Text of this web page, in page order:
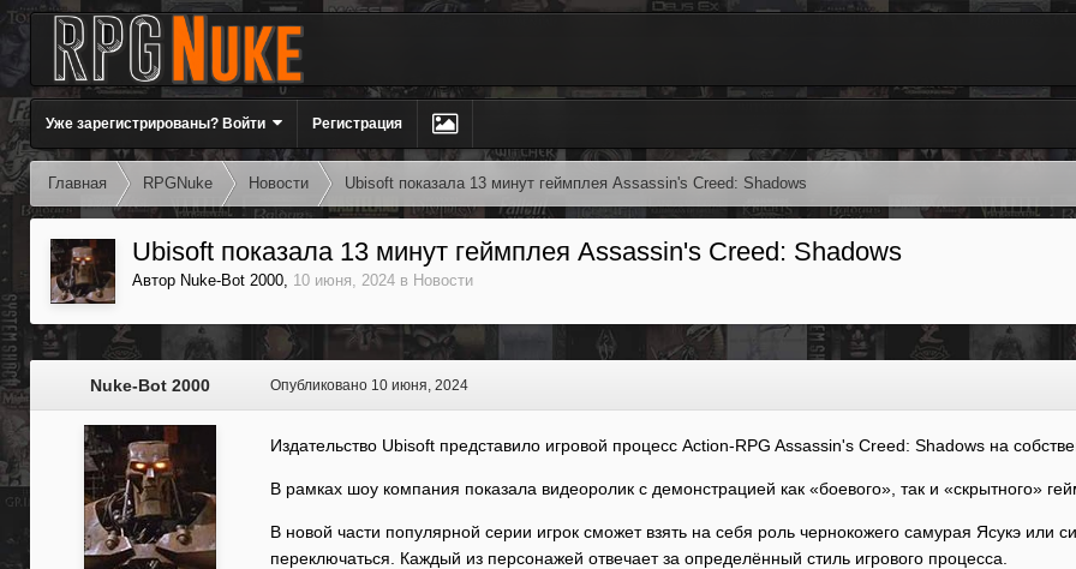
Уже зарегистрированы? Войти Регистрация
Главная RPGNuke Новости Ubisoft показала 13 минут геймплея Assassin's Creed: Shadows
Ubisoft показала 13 минут геймплея Assassin's Creed: Shadows
Автор Nuke-Bot 2000, 10 июня, 2024 в Новости
Nuke-Bot 2000 Опубликовано 10 июня, 2024
Издательство Ubisoft представило игровой процесс Action-RPG Assassin's Creed: Shadows на
В рамках шоу компания показала видеоролик с демонстрацией как «боевого», так и «скрытного»
В новой части популярной серии игрок сможет взять на себя роль чернокожего самурая Ясукэ
переключаться. Каждый из персонажей отвечает за определённый стиль игрового процесса.